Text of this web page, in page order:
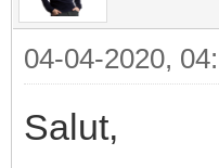
04-04-2020,
Salut,